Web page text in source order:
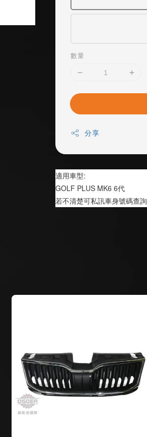
數量
分享
適用車型:
GOLF PLUS MK6 6代
若不清楚可私訊車身號碼查詢